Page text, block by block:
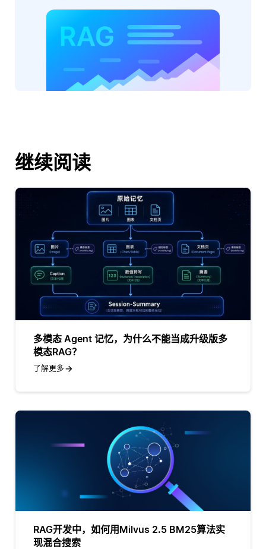
继续阅读
多模态 Agent 记忆，为什么不能当成升级版多
模态RAG？
了解更多
RAG开发中，如何用Milvus 2.5 BM25算法实
现混合搜索